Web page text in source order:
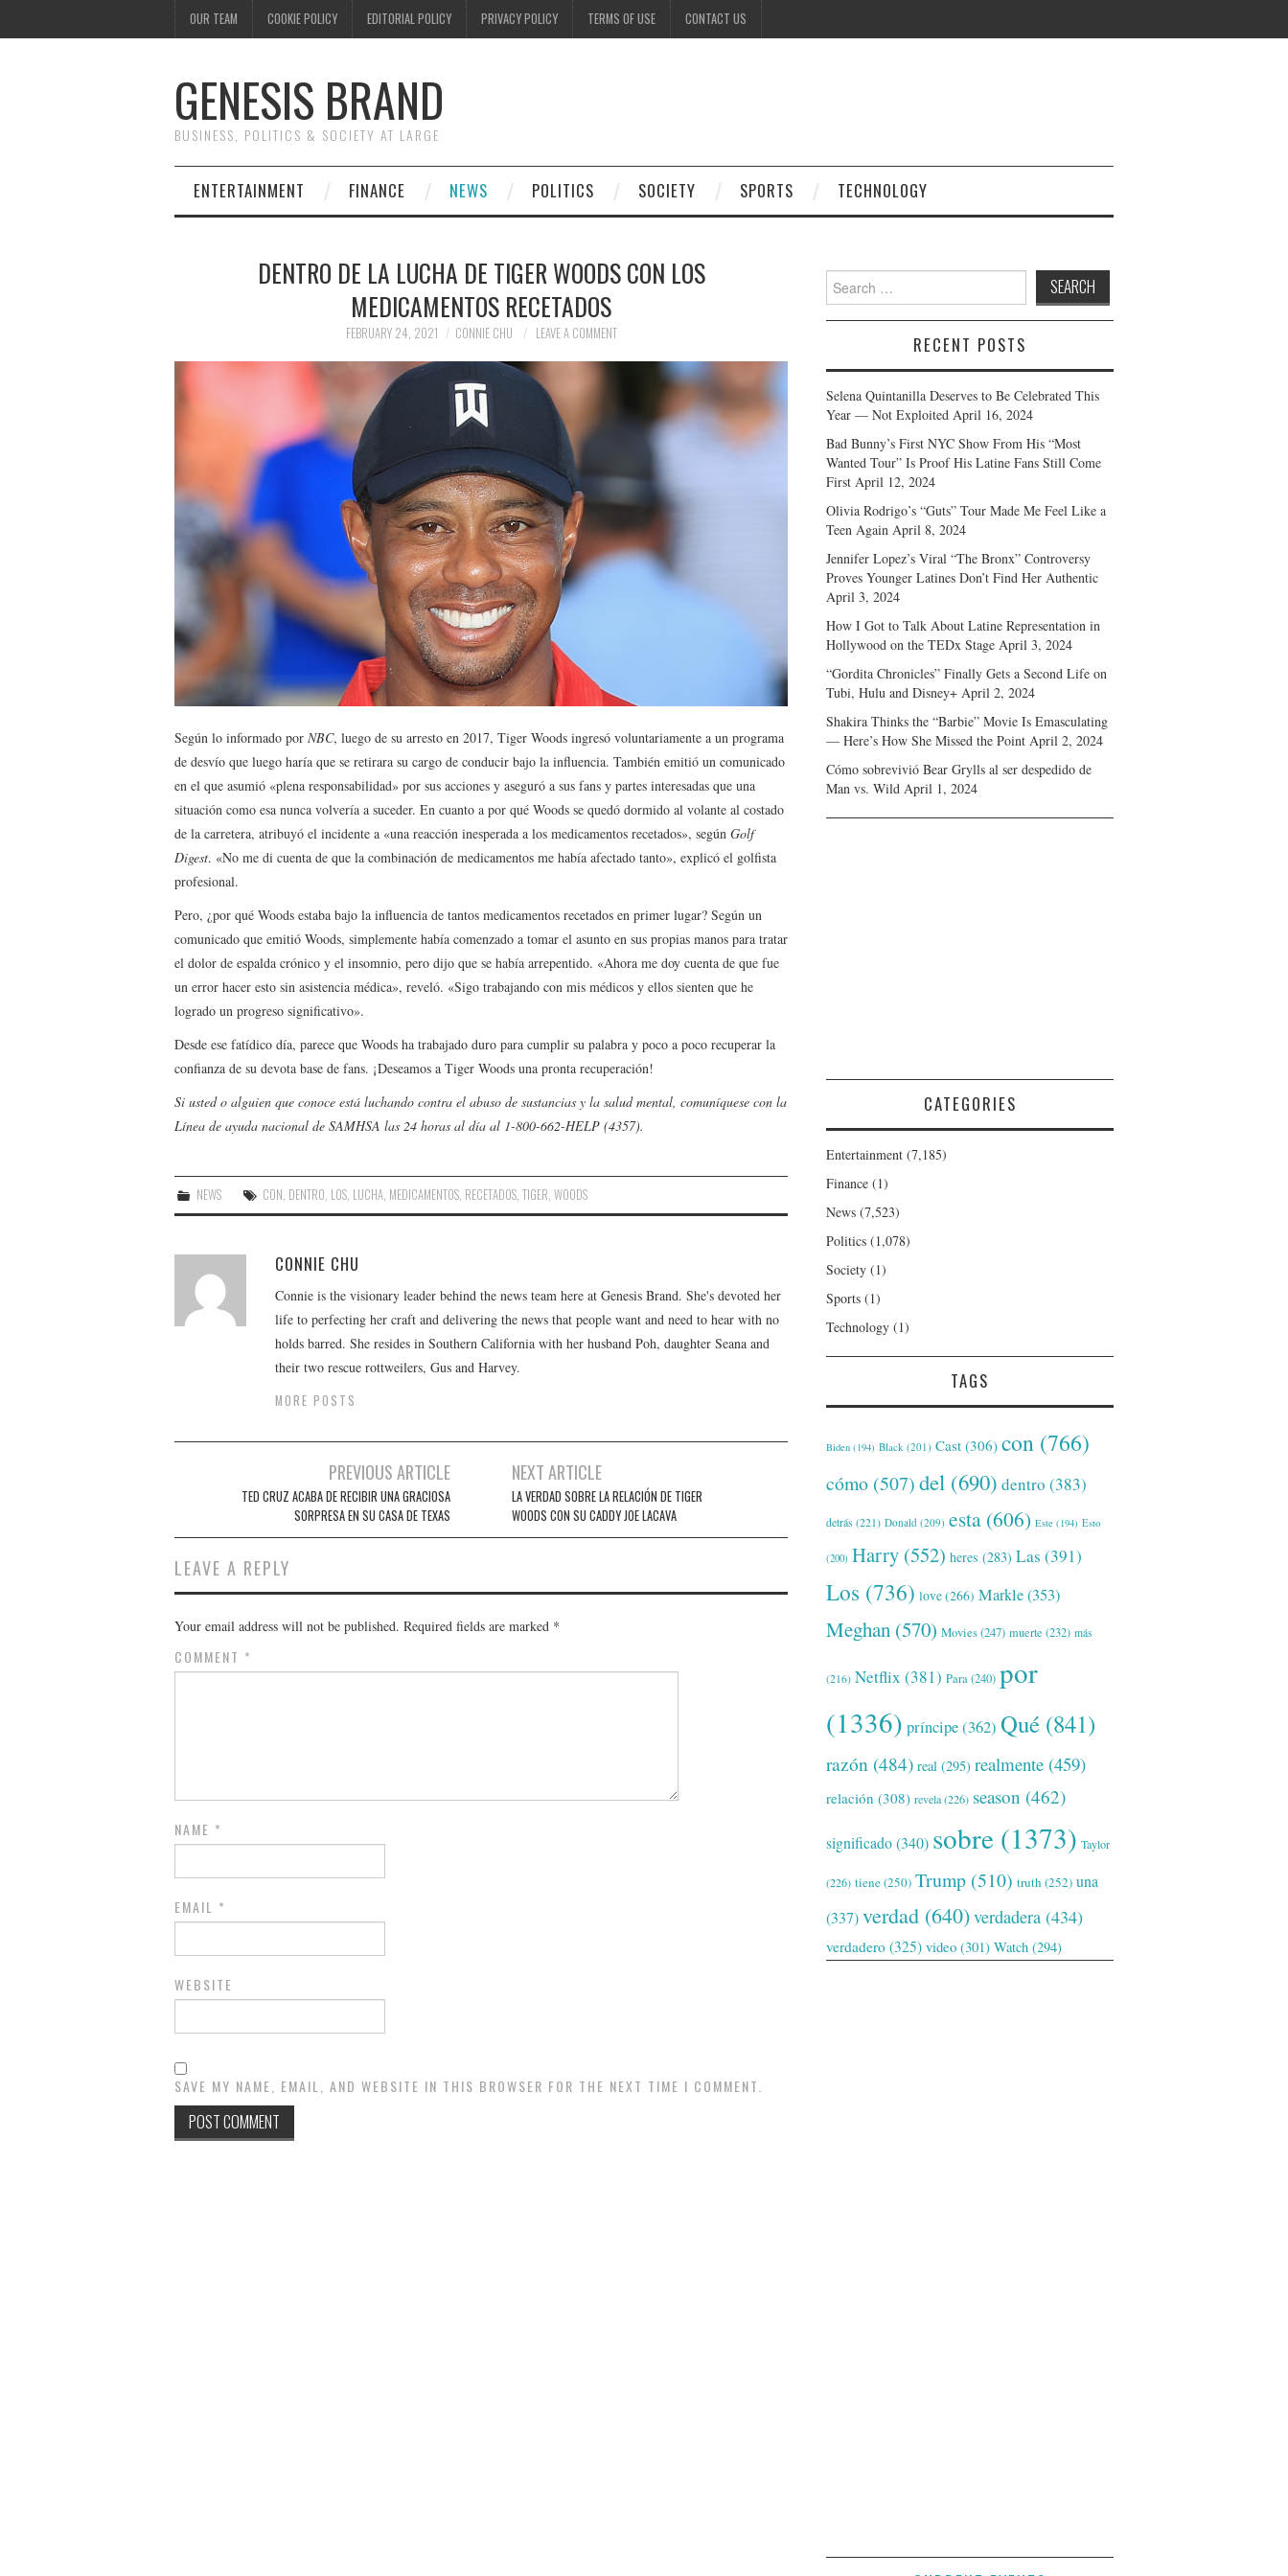
OUR TEAM COOKIE POLICY EDITORIAL POLICY PRIVACY POLICY TERMS OF USE CONTACT US
GENESIS BRAND
BUSINESS, POLITICS & SOCIETY AT LARGE
ENTERTAINMENT FINANCE NEWS POLITICS SOCIETY SPORTS TECHNOLOGY
DENTRO DE LA LUCHA DE TIGER WOODS CON LOS
MEDICAMENTOS RECETADOS
FEBRUARY 24, 2021 CONNIE CHU LEAVE A COMMENT
Según lo informado por NBC, luego de su arresto en 2017, Tiger Woods ingresó voluntariamente a un programa
de desvío que luego haría que se retirara su cargo de conducir bajo la influencia. También emitió un comunicado
en el que asumió «plena responsabilidad» por sus acciones y aseguró a sus fans y partes interesadas que una
situación como esa nunca volvería a suceder. En cuanto a por qué Woods se quedó dormido al volante al costado
de la carretera, atribuyó el incidente a «una reacción inesperada a los medicamentos recetados», según Golf
Digest. «No me di cuenta de que la combinación de medicamentos me había afectado tanto», explicó el golfista
profesional.
Pero, ¿por qué Woods estaba bajo la influencia de tantos medicamentos recetados en primer lugar? Según un
comunicado que emitió Woods, simplemente había comenzado a tomar el asunto en sus propias manos para tratar
el dolor de espalda crónico y el insomnio, pero dijo que se había arrepentido. «Ahora me doy cuenta de que fue
un error hacer esto sin asistencia médica», reveló. «Sigo trabajando con mis médicos y ellos sienten que he
logrado un progreso significativo».
Desde ese fatídico día, parece que Woods ha trabajado duro para cumplir su palabra y poco a poco recuperar la
confianza de su devota base de fans. ¡Deseamos a Tiger Woods una pronta recuperación!
Si usted o alguien que conoce está luchando contra el abuso de sustancias y la salud mental, comuníquese con la
Línea de ayuda nacional de SAMHSA las 24 horas al día al 1-800-662-HELP (4357).
NEWS CON, DENTRO, LOS, LUCHA, MEDICAMENTOS, RECETADOS,TIGER,WOODS
CONNIE CHU
Connie is the visionary leader behind the news team here at Genesis Brand. She's devoted her
life to perfecting her craft and delivering the news that people want and need to hear with no
holds barred. She resides in Southern California with her husband Poh, daughter Seana and
their two rescue rottweilers, Gus and Harvey.
MORE POSTS
navigation
PREVIOUS ARTICLE
TED CRUZ ACABA DE RECIBIR UNA GRACIOSA
SORPRESA EN SU CASA DE TEXAS
NEXT ARTICLE
LA VERDAD SOBRE LA RELACIÓN DE TIGER
WOODS CON SU CADDY JOE LACAVA
LEAVE A REPLY
Your email address will not be published. Required fields are marked *
COMMENT *
NAME *
EMAIL *
WEBSITE
SAVE MY NAME, EMAIL, AND WEBSITE IN THIS BROWSER FOR THE NEXT TIME I COMMENT.
Search
for:
RECENT POSTS
Selena Quintanilla Deserves to Be Celebrated This
Year — Not Exploited April 16, 2024
Bad Bunny’s First NYC Show From His “Most
Wanted Tour” Is Proof His Latine Fans Still Come
First April 12, 2024
Olivia Rodrigo’s “Guts” Tour Made Me Feel Like a
Teen Again April 8, 2024
Jennifer Lopez’s Viral “The Bronx” Controversy
Proves Younger Latines Don’t Find Her Authentic
April 3, 2024
How I Got to Talk About Latine Representation in
Hollywood on the TEDx Stage April 3, 2024
“Gordita Chronicles” Finally Gets a Second Life on
Tubi, Hulu and Disney+ April 2, 2024
Shakira Thinks the “Barbie” Movie Is Emasculating
— Here’s How She Missed the Point April 2, 2024
Cómo sobrevivió Bear Grylls al ser despedido de
Man vs. Wild April 1, 2024
CATEGORIES
Entertainment (7,185)
Finance (1)
News (7,523)
Politics (1,078)
Society (1)
Sports (1)
Technology (1)
TAGS
Biden (194) Black (201) Cast (306) con (766)
cómo (507)del (690) dentro (383)
detrás (221) Donald (209) esta (606) Este (194) Esto
(200) Harry (552) heres (283) Las (391)
Los (736) love(266) Markle(353)
Meghan (570) Movies(247) muerte (232) más
(216) Netflix (381) Para(240) por
(1336) príncipe(362) Qué (841)
razón (484) real (295) realmente (459)
relación (308) revela(226) season (462)
significado(340) sobre (1373) Taylor
(226) tiene(250) Trump (510) truth (252) una
(337)verdad (640)verdadera (434)
verdadero (325) video (301) Watch (294)